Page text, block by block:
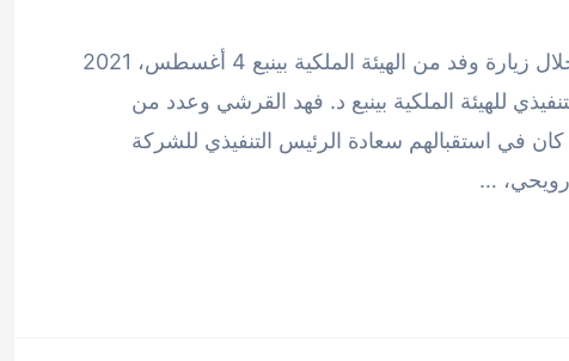
شركة وادي مكة للتقنية تبحث سبل التعاون خلال زيارة وفد من الهيئة الملكية بينبع 4 أغسطس، 2021
للهيئة الملكية بينبع د. فهد القرشي وعدد من
في استقبالهم سعادة الرئيس التنفيذي للشركة
رويحي، …